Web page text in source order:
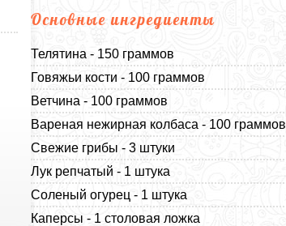
Основные ингредиенты
Телятина - 150 граммов
Говяжьи кости - 100 граммов
Ветчина - 100 граммов
Вареная нежирная колбаса - 100 граммов
Свежие грибы - 3 штуки
Лук репчатый - 1 штука
Соленый огурец - 1 штука
Каперсы - 1 столовая ложка